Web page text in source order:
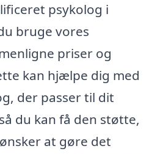
psykolog i
bruge vores
priser og
kan hjælpe dig med
der passer til dit
du kan få den støtte,
at gøre det